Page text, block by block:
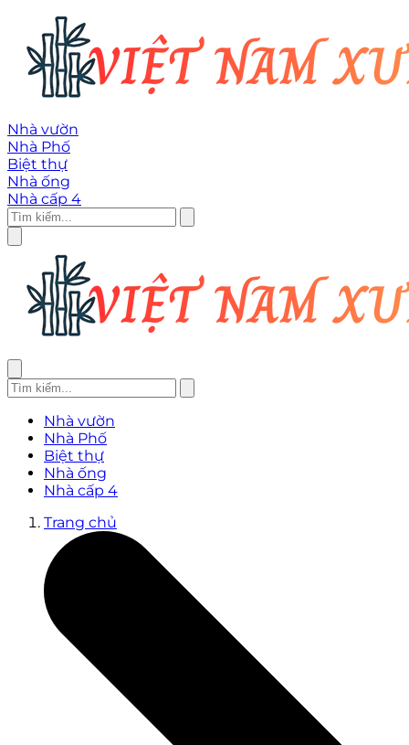
Nhà vườn
Nhà Phố
Biệt thự
Nhà ống
Nhà cấp 4
Nhà vườn
Nhà Phố
Biệt thự
Nhà ống
Nhà cấp 4
Trang chủ